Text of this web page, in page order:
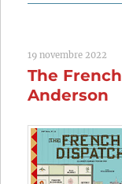
19 novembre 2022
The
Anderson